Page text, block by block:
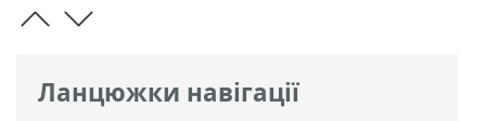
Ланцюжки навігації